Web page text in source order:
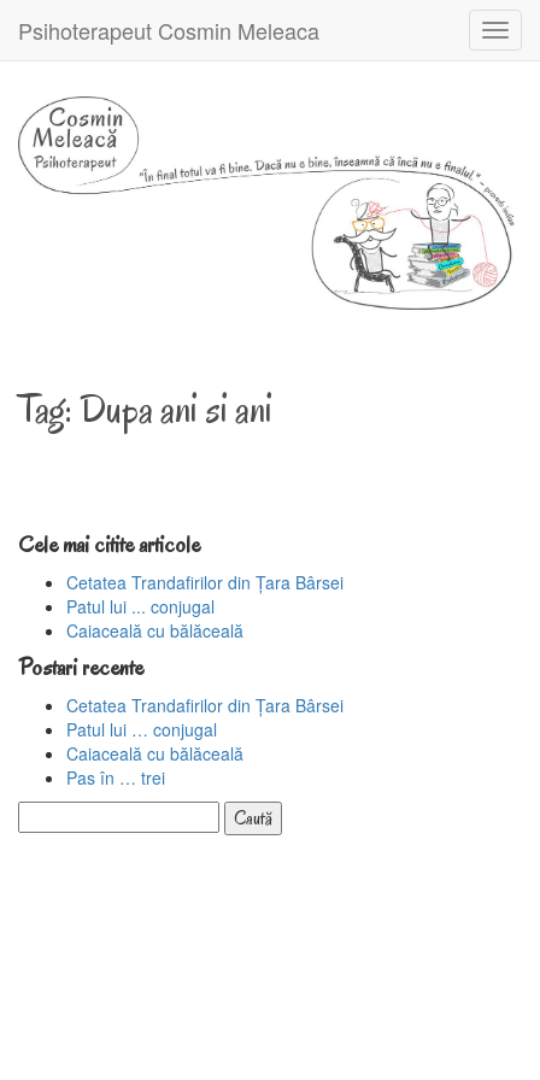
Psihoterapeut Cosmin Meleaca
Tag:Dupa ani si ani
Cele mai citite articole
Cetatea Trandafirilor din Țara Bârsei
Patul lui ... conjugal
Caiaceală cu bălăceală
Postari recente
Cetatea Trandafirilor din Țara Bârsei
Patul lui … conjugal
Caiaceală cu bălăceală
Pas în … trei
după: